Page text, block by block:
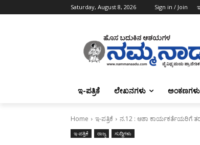
Saturday, August 8, 2026 Sign in / Join
ಇ-ಪತ್ರಿಕೆ ಲೇಖನಗಳು ಅಂಕಣಗಳು
Home ಇ-ಪತ್ರಿಕೆ ನ.12 : ಆಶಾ ಕಾರ್ಯಕರ್ತೆಯರಿಗೆ
ಇ-ಪತ್ರಿಕೆ ರಾಜ್ಯ ಸುದ್ದಿಗಳು